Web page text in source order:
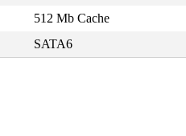
512 Mb Cache
SATA6